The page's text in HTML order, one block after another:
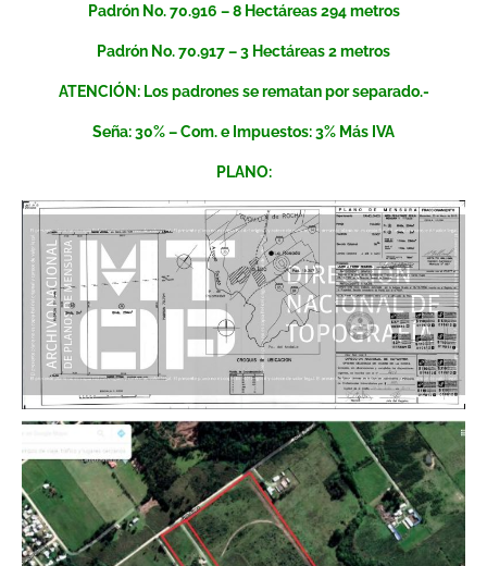
Padrón No. 70.916 – 8 Hectáreas 294 metros
Padrón No. 70.917 – 3 Hectáreas 2 metros
ATENCIÓN: Los padrones se rematan por separado.-
Seña: 30% – Com. e Impuestos: 3% Más IVA
PLANO: